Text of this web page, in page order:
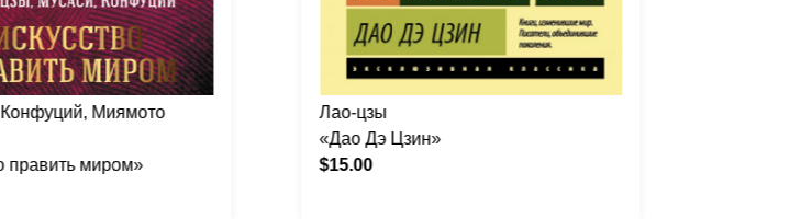
Миямото
править миром»
Лао-цзы
«Дао Дэ Цзин»
$15.00